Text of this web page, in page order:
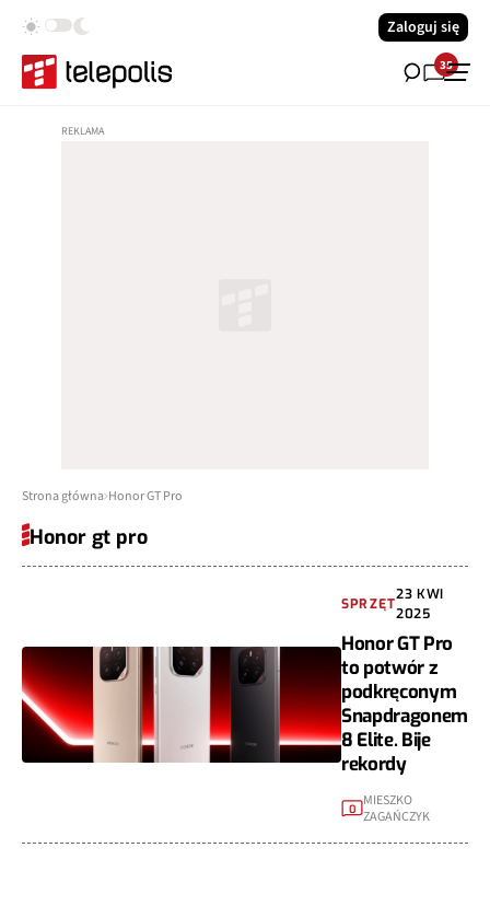
Zaloguj się
35
Strona główna Honor GT Pro
Honor gt pro
SPRZĘT
23 KWI
2025
Honor GT Pro
to potwór z
podkręconym
Snapdragonem
8 Elite. Bije
rekordy
0
MIESZKO
ZAGAŃCZYK